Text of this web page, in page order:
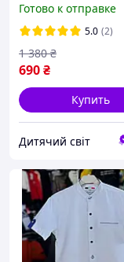
лет детская
школьная рубашка с
длинным рукавом
Готово к отправке
5.0 (2)
690₴
1 380 ₴
Купить
Дитячий світ